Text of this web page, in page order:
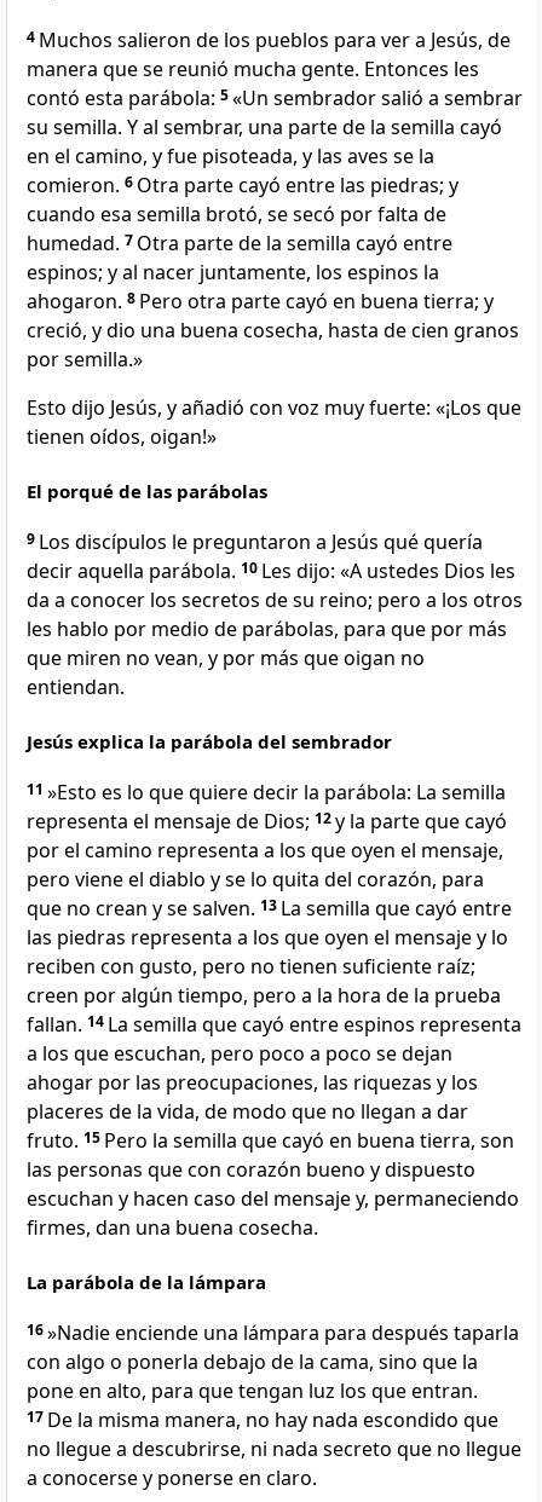
4 Muchos salieron de los pueblos para ver a Jesús, de
manera que se reunió mucha gente. Entonces les
contó esta parábola: 5«Un sembrador salió a sembrar
su semilla. Y al sembrar, una parte de la semilla cayó
en el camino, y fue pisoteada, y las aves se la
comieron. 6 Otra parte cayó entre las piedras; y
cuando esa semilla brotó, se secó por falta de
humedad. 7 Otra parte de la semilla cayó entre
espinos; y al nacer juntamente, los espinos la
ahogaron. 8 Pero otra parte cayó en buena tierra; y
creció, y dio una buena cosecha, hasta de cien granos
por semilla.»
Esto dijo Jesús, y añadió con voz muy fuerte: «¡Los que
tienen oídos, oigan!»
El porqué de las parábolas
9 Los discípulos le preguntaron a Jesús qué quería
decir aquella parábola. 10 Les dijo: «A ustedes Dios les
da a conocer los secretos de su reino; pero a los otros
les hablo por medio de parábolas, para que por más
que miren no vean, y por más que oigan no
entiendan.
Jesús explica la parábola del sembrador
11 »Esto es lo que quiere decir la parábola: La semilla
representa el mensaje de Dios; 12y la parte que cayó
por el camino representa a los que oyen el mensaje,
pero viene el diablo y se lo quita del corazón, para
que no crean y se salven. 13 La semilla que cayó entre
las piedras representa a los que oyen el mensaje y lo
reciben con gusto, pero no tienen suficiente raíz;
creen por algún tiempo, pero a la hora de la prueba
fallan. 14 La semilla que cayó entre espinos representa
a los que escuchan, pero poco a poco se dejan
ahogar por las preocupaciones, las riquezas y los
placeres de la vida, de modo que no llegan a dar
fruto. 15 Pero la semilla que cayó en buena tierra, son
las personas que con corazón bueno y dispuesto
escuchan y hacen caso del mensaje y, permaneciendo
firmes, dan una buena cosecha.
La parábola de la lámpara
16»Nadie enciende una lámpara para después taparla
con algo o ponerla debajo de la cama, sino que la
pone en alto, para que tengan luz los que entran.
17 De la misma manera, no hay nada escondido que
no llegue a descubrirse, ni nada secreto que no llegue
a conocerse y ponerse en claro.